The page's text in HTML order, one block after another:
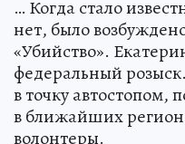
… Когда стало
нет, было
«Убийство».
федеральный
в точку автостопом,
в ближайших
волонтеры.